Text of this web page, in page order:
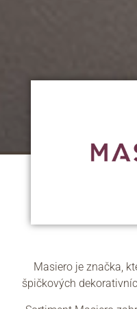
Masiero je značka,
špičkových